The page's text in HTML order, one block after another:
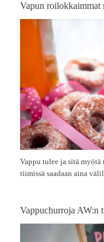
Vapun roilokkaimmat
Vappu tulee ja sitä
tiimissä saadaan aina
Vappuchurroja AW:n